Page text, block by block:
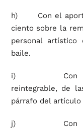
h) Con el aporte
ciento sobre la
personal artístico
baile.
i) Con la
reintegrable, de
párrafo del artículo
j) Con la